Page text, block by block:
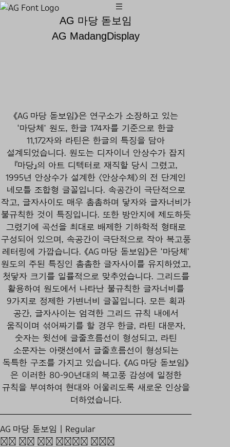
AG 마당 돋보임
AG MadangDisplay
《AG 마당 돋보임》은 연구소가 소장하고 있는
‘마당체’ 원도, 한글 174자를 기준으로 한글
11,172자와 라틴은 한글의 특징을 담아
설계되었습니다. 원도는 디자이너 안상수가 잡지
『마당』의 아트 디텍터로 재직할 당시 그렸고,
1995년 안상수가 설계한 〈안상수체〉의 전 단계인
네모틀 조합형 글꼴입니다. 속공간이 극단적으로
작고, 글자사이도 매우 촘촘하며 닿자와 글자너비가
불규칙한 것이 특징입니다. 또한 방안지에 제도하듯
그렸기에 곡선을 최대로 배제한 기하학적 형태로
구성되어 있으며, 속공간이 극단적으로 작아 복고풍
레터링에 가깝습니다. 《AG 마당 돋보임》은 ‘마당체’
원도의 주된 특징인 촘촘한 글자사이를 유지하였고,
첫닿자 크기를 일률적으로 맞추었습니다. 그리드를
활용하여 원도에서 나타난 불규칙한 글자너비를
9가지로 정제한 가변너비 글꼴입니다. 모든 획과
공간, 글자사이는 엄격한 그리드 규칙 내에서
움직이며 섞어짜기를 할 경우 한글, 라틴 대문자,
숫자는 윗선에 글줄흐름선이 형성되고, 라틴
소문자는 아랫선에서 글줄흐름선이 형성되는
독특한 구조를 가지고 있습니다. 《AG 마당 돋보임》
은 이러한 80-90년대의 복고풍 감성에 일정한
규칙을 부여하여 현대와 어울리도록 새로운 인상을
더하였습니다.
AG 마당 돋보임 | Regular
모진 바람 5월 꽃봉오리 떨구고